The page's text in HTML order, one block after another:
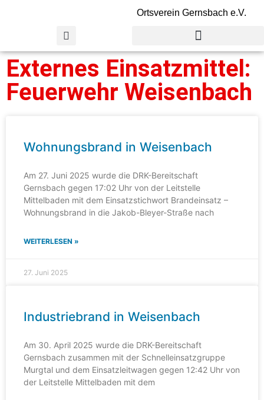
Ortsverein Gernsbach e.V.
Externes Einsatzmittel:
Feuerwehr Weisenbach
Wohnungsbrand in Weisenbach
Am 27. Juni 2025 wurde die DRK-Bereitschaft
Gernsbach gegen 17:02 Uhr von der Leitstelle
Mittelbaden mit dem Einsatzstichwort Brandeinsatz –
Wohnungsbrand in die Jakob-Bleyer-Straße nach
WEITERLESEN »
27. Juni 2025
Industriebrand in Weisenbach
Am 30. April 2025 wurde die DRK-Bereitschaft
Gernsbach zusammen mit der Schnelleinsatzgruppe
Murgtal und dem Einsatzleitwagen gegen 12:42 Uhr von
der Leitstelle Mittelbaden mit dem